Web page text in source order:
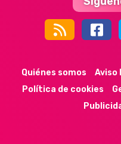
44k
Quiénes somos Aviso
Política de cookies